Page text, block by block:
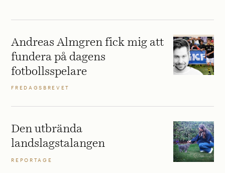
Andreas Almgren fick mig att
fundera på dagens
fotbollsspelare
FREDAGSBREVET
Den utbrända
landslagstalangen
REPORTAGE